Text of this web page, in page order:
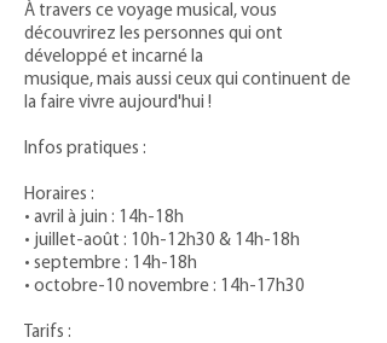
À travers ce voyage musical, vous
découvrirez les personnes qui ont
développé et incarné la
musique, mais aussi ceux qui continuent de
la faire vivre aujourd'hui !
Infos pratiques :
Horaires :
• avril à juin : 14h-18h
• juillet-août : 10h-12h30 & 14h-18h
• septembre : 14h-18h
• octobre-10 novembre : 14h-17h30
Tarifs :